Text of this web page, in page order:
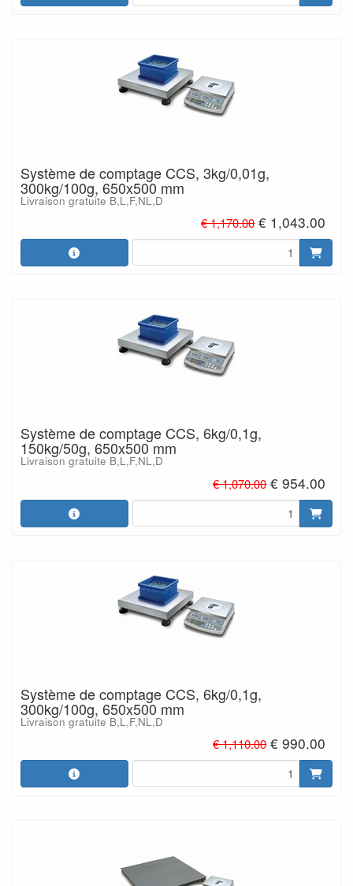
Système de comptage CCS, 3kg/0,01g,
300kg/100g, 650x500 mm
Livraison gratuite B,L,F,NL,D
€ 1,170.00 € 1,043.00
Système de comptage CCS, 6kg/0,1g,
150kg/50g, 650x500 mm
Livraison gratuite B,L,F,NL,D
€ 1,070.00 € 954.00
Système de comptage CCS, 6kg/0,1g,
300kg/100g, 650x500 mm
Livraison gratuite B,L,F,NL,D
€ 1,110.00 € 990.00